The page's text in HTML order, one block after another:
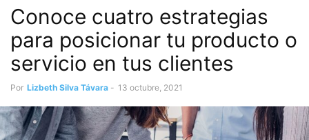
Conoce cuatro estrategias
para posicionar tu producto o
servicio en tus clientes
Por Lizbeth Silva Távara - 13 octubre, 2021